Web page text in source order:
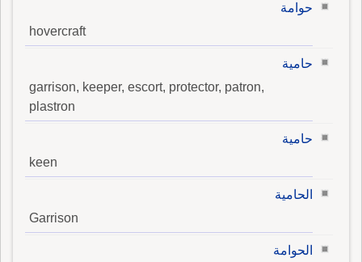
حوامة
hovercraft
حامية
garrison, keeper, escort, protector, patron,
plastron
حامية
keen
الحامية
Garrison
الحوامة